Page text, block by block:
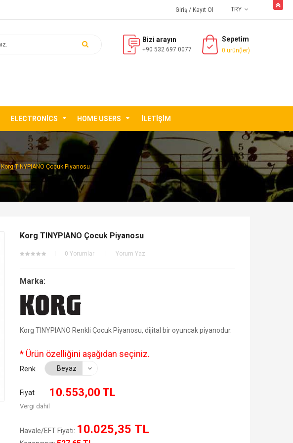
TRY
Giriş / Kayıt Ol
Bizi arayın
+90 532 697 0077
Sepetim
0 ürün(ler)
ELECTRONICS HOME USERS İLETIŞIM
Korg TINYPIANO Çocuk Piyanosu
Korg TINYPIANO Çocuk Piyanosu
0 Yorumlar Yorum Yaz
Marka:
Korg TINYPIANO Renkli Çocuk Piyanosu, dijital bir oyuncak piyanodur.
* Ürün özelliğini aşağıdan seçiniz.
Renk
Fiyat 10.553,00 TL
Vergi dahil
Havale/EFT Fiyatı: 10.025,35 TL